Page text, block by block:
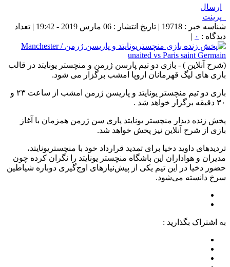
ارسال
پرینت
شناسه خبر : 19718 | تاریخ انتشار : 06 مارس 2019 - 19:42 | تعداد
دیدگاه : ۰ |
(شرح آنلاین ) - بازی دو تیم پارسن ژرمن و منچستر یونایتد در قالب
بازی های لیگ قهرمانان اروپا امشب برگزار می شود.
بازی دو تیم منچستر یونایتد و پاریسن ژرمن امشب از ساعت ۲۳ و
۳۰ دقیقه برگزار خواهد شد .
پخش زنده دیدار منچستر یونایتد پاری سن ژرمن همزمان با آغاز
بازی از شرح آنلاین نیز پخش خواهد شد.
تردیدهای داوید دخیا برای تمدید قرارداد خود با منچستریونایتد،
مدیران و هواداران این باشگاه منچستر یونایتد را نگران کرده چون
حضور دخیا در این تیم یکی از پیش‌نیازهای اوج‌گیری دوباره شیاطین
سرخ دانسته می‌شود.
به اشتراک بگذارید :